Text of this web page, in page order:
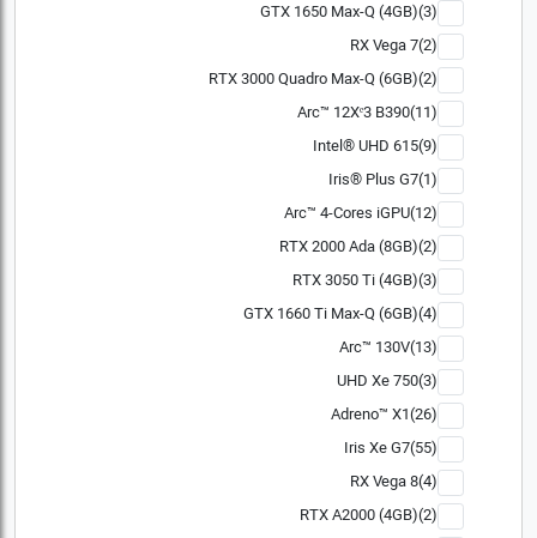
GTX 1650 Max-Q (4GB)(3)
RX Vega 7(2)
RTX 3000 Quadro Max-Q (6GB)(2)
Arc™ 12Xᵉ3 B390(11)
Intel® UHD 615(9)
Iris® Plus G7(1)
Arc™ 4-Cores iGPU(12)
RTX 2000 Ada (8GB)(2)
RTX 3050 Ti (4GB)(3)
GTX 1660 Ti Max-Q (6GB)(4)
Arc™ 130V(13)
UHD Xe 750(3)
Adreno™ X1(26)
Iris Xe G7(55)
RX Vega 8(4)
RTX A2000 (4GB)(2)